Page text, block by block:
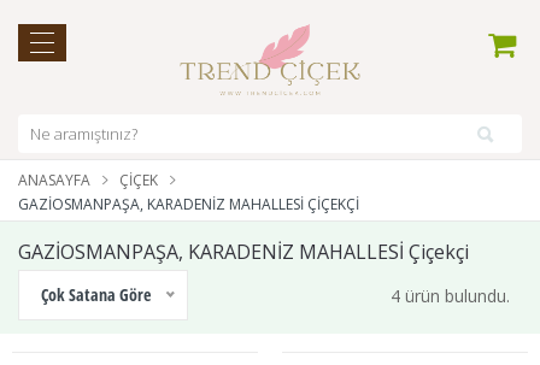
ANASAYFA
ÇIÇEK
GAZİOSMANPAŞA, KARADENİZ MAHALLESİ ÇIÇEKÇI
GAZİOSMANPAŞA, KARADENİZ MAHALLESİ Çiçekçi
Çok Satana Göre 4 ürün bulundu.